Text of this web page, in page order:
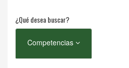
¿Qué desea buscar?
Competencias